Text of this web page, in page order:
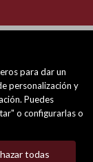
para dar un
personalización y
Puedes
o configurarlas o
todas